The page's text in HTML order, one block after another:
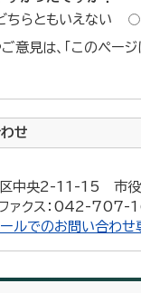
ちらともいえない
意見は、「このペー
せ
中央2-11-15 市役
クス：042-707-
ルでのお問い合わせ